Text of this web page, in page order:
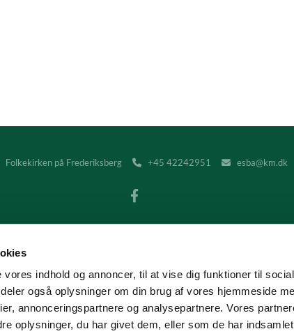
indhold og annoncer, til at vise dig funktioner til
også oplysninger om din brug af vores hjemmeside
annonceringspartnere og analysepartnere. Vores
oplysninger, du har givet dem, eller som de har
på Frederiksberg +45 42242951 esba@km.dk
Kontakt Tilgængelighedserklæring
I Frederiksberg Provsti håndterer vi alene elektroniske fakturaer.
til provstiets EAN/GLN-nummer 5798000859135 (CVR-nummeret
Privatlivspolitik Log på ChurchDesk